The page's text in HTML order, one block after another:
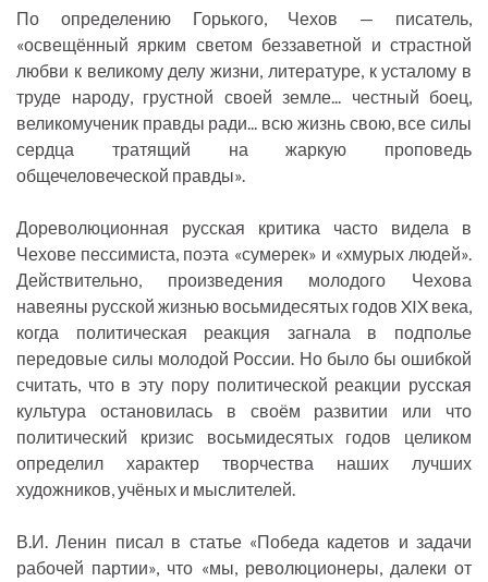
По определению Горького, Чехов — писатель,
«освещённый ярким светом беззаветной и страстной
любви к великому делу жизни, литературе, к усталому в
труде народу, грустной своей земле... честный боец,
великомученик правды ради... всю жизнь свою, все силы
сердца тратящий на жаркую проповедь
общечеловеческой правды».
Дореволюционная русская критика часто видела в
Чехове пессимиста, поэта «сумерек» и «хмурых людей».
Действительно, произведения молодого Чехова
навеяны русской жизнью восьмидесятых годов XIX века,
когда политическая реакция загнала в подполье
передовые силы молодой России. Но было бы ошибкой
считать, что в эту пору политической реакции русская
культура остановилась в своём развитии или что
политический кризис восьмидесятых годов целиком
определил характер творчества наших лучших
художников, учёных и мыслителей.
В.И. Ленин писал в статье «Победа кадетов и задачи
рабочей партии», что «мы, революционеры, далеки от